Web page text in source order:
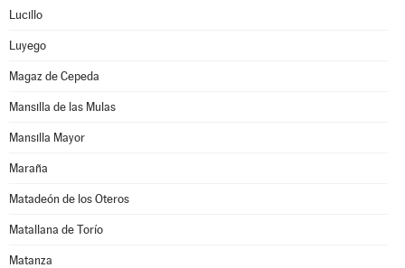
Lucillo
Luyego
Magaz de Cepeda
Mansilla de las Mulas
Mansilla Mayor
Maraña
Matadeón de los Oteros
Matallana de Torío
Matanza